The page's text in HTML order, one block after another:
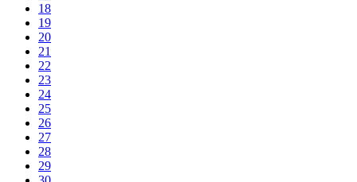
18
19
20
21
22
23
24
25
26
27
28
29